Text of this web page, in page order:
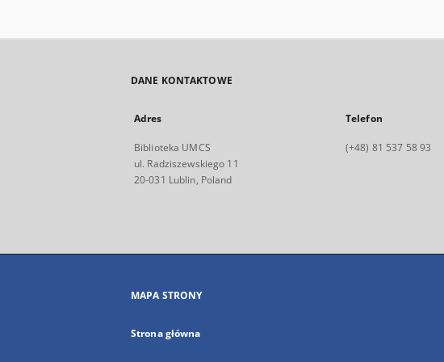
DANE KONTAKTOWE
Adres
Biblioteka UMCS
ul. Radziszewskiego 11
20-031 Lublin, Poland
Telefon
(+48) 81 537 58 93
MAPA STRONY
Strona główna